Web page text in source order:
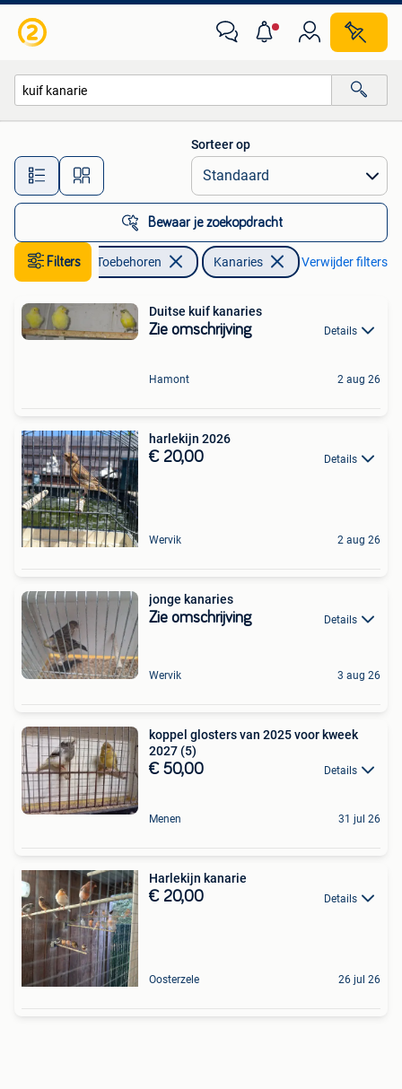
Alle afstanden…
Sorteer op
Bewaar je zoekopdracht
Filters
Dieren en Toebehoren Kanaries Verwijder filters
Duitse kuif kanaries
Zie omschrijving Details
Hamont 2 aug 26
harlekijn 2026
€ 20,00 Details
Wervik 2 aug 26
jonge kanaries
Zie omschrijving Details
Wervik 3 aug 26
koppel glosters van 2025 voor kweek
2027 (5)
€ 50,00 Details
Menen 31 jul 26
Harlekijn kanarie
€ 20,00 Details
Oosterzele 26 jul 26